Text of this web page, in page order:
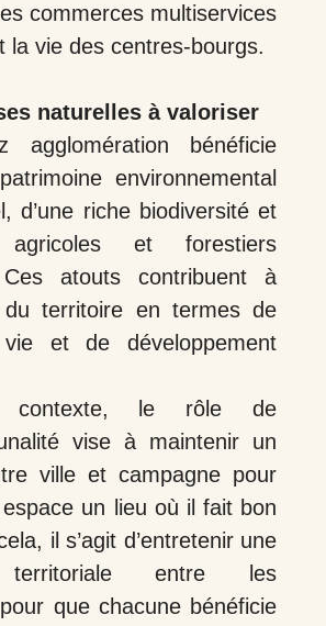
commerces multiservices
la vie des centres-bourgs.
naturelles à valoriser
agglomération bénéficie
environnemental
d’une riche biodiversité et
agricoles et forestiers
Ces atouts contribuent à
du territoire en termes de
et de développement
contexte, le rôle de
vise à maintenir un
ville et campagne pour
un lieu où il fait bon
il s’agit d’entretenir une
territoriale entre les
que chacune bénéficie